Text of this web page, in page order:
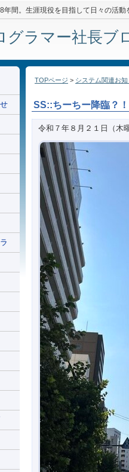
年間。生涯現役を目指して日々の活動
グラマー社長ブ
TOPページ > システム関連お
SS::ちーちー降臨？！
令和７年８月２１日（木